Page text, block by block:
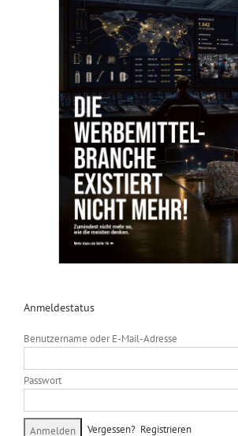
Anmeldestatus
Benutzername oder E-Mail-Adresse
Passwort
Vergessen? Registrieren